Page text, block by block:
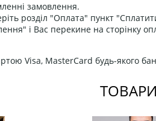
замовлення.
розділ "Оплата" пункт
і Вас перекине на сторінку
Visa, MasterCard будь-якого